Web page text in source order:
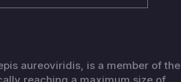
aureoviridis, is a member of the